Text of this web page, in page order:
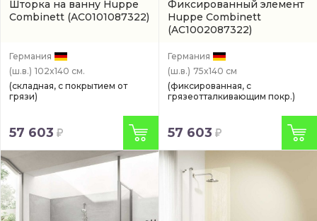
Шторка на ванну Huppe
Combinett (AC0101087322)
Германия
(ш.в.) 102x140 см.
(складная, с покрытием от
грязи)
57 603
Фиксированный элемент
Huppe Combinett
(AC1002087322)
Германия
(ш.в.) 75x140 см
(фиксированная, с
грязеотталкивающим покр.)
57 603